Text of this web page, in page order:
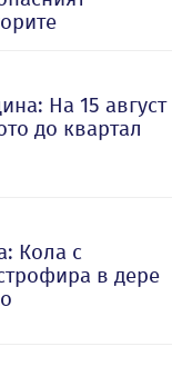
На 15 август
до квартал
Кола с
в дере